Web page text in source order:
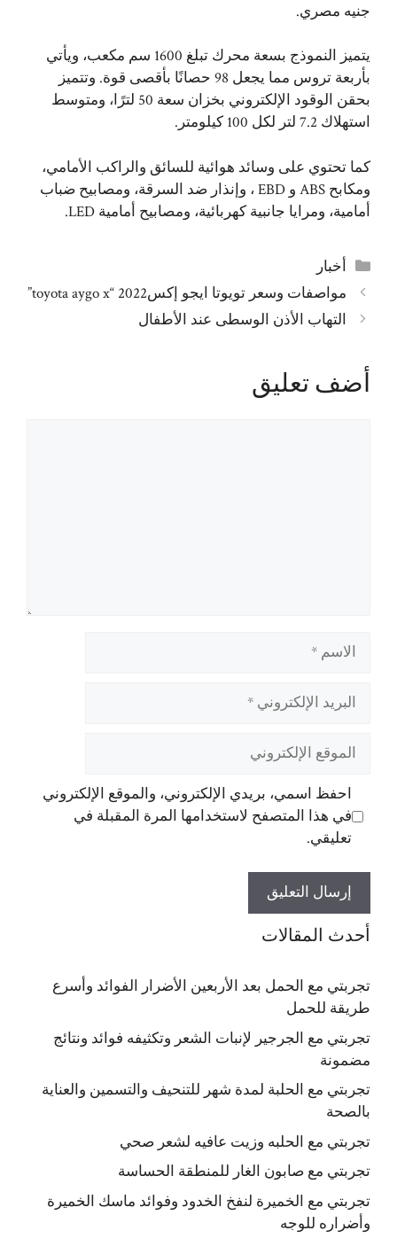
جنيه مصري.
يتميز النموذج بسعة محرك تبلغ 1600 سم مكعب، ويأتي
بأربعة تروس مما يجعل 98 حصانًا بأقصى قوة. وتتميز
بحقن الوقود الإلكتروني بخزان سعة 50 لترًا، ومتوسط ​​
استهلاك 7.2 لتر لكل 100 كيلومتر.
كما تحتوي على وسائد هوائية للسائق والراكب الأمامي،
ومكابح ABS و EBD ، وإنذار ضد السرقة، ومصابيح ضباب
أمامية، ومرايا جانبية كهربائية، ومصابيح أمامية LED.
التصنيفات
أخبار
مواصفات وسعر تويوتا ايجو إكس2022 “toyota aygo x”
التهاب الأذن الوسطى عند الأطفال
أضف تعليق
الاسم
البريد
الإلكتروني
الموقع
الإلكتروني
احفظ اسمي، بريدي الإلكتروني، والموقع الإلكتروني
في هذا المتصفح لاستخدامها المرة المقبلة في
تعليقي.
أحدث المقالات
تجربتي مع الحمل بعد الأربعين الأضرار الفوائد وأسرع
طريقة للحمل
تجربتي مع الجرجير لإنبات الشعر وتكثيفه فوائد ونتائج
مضمونة
تجربتي مع الحلبة لمدة شهر للتنحيف والتسمين والعناية
بالصحة
تجربتي مع الحلبه وزيت عافيه لشعر صحي
تجربتي مع صابون الغار للمنطقة الحساسة
تجربتي مع الخميرة لنفخ الخدود وفوائد ماسك الخميرة
وأضراره للوجه